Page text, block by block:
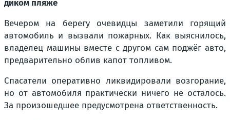
диком пляже
Вечером на берегу очевидцы заметили горящий
автомобиль и вызвали пожарных. Как выяснилось,
владелец машины вместе с другом сам поджёг авто,
предварительно облив капот топливом.
Спасатели оперативно ликвидировали возгорание,
но от автомобиля практически ничего не осталось.
За произошедшее предусмотрена ответственность.